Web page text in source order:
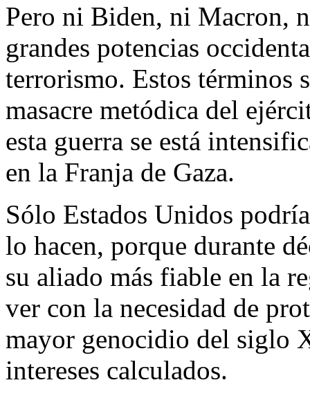
Pero ni Biden, ni Macron,
grandes potencias
terrorismo. Estos términos
masacre metódica del
esta guerra se está
en la Franja de Gaza.
Sólo Estados Unidos
lo hacen, porque durante
su aliado más fiable en la
ver con la necesidad de
mayor genocidio del siglo
intereses calculados.